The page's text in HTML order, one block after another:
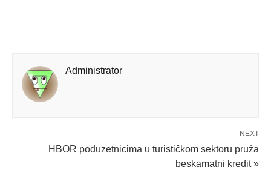
Administrator
NEXT
HBOR poduzetnicima u turističkom sektoru pruža
beskamatni kredit »